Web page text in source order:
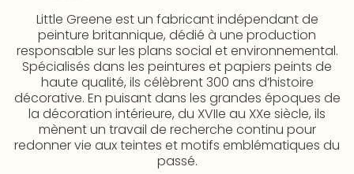
Little Greene est un fabricant indépendant de
peinture britannique, dédié à une production
responsable sur les plans social et environnemental.
Spécialisés dans les peintures et papiers peints de
haute qualité, ils célèbrent 300 ans d’histoire
décorative. En puisant dans les grandes époques de
la décoration intérieure, du XVIIe au XXe siècle, ils
mènent un travail de recherche continu pour
redonner vie aux teintes et motifs emblématiques du
passé.